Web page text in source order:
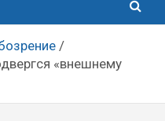
«внешнему